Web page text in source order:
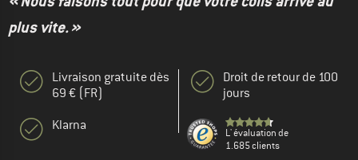
plus vite. »
Livraison gratuite dès
69 € (FR)
Klarna
Droit de retour de 100
jours
L' évaluation de
1.685 clients